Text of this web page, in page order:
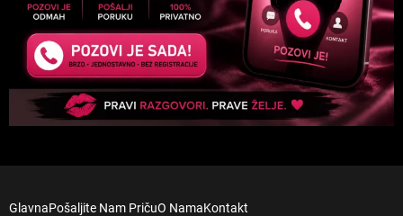
GlavnaPošaljite Nam PričuO NamaKontakt